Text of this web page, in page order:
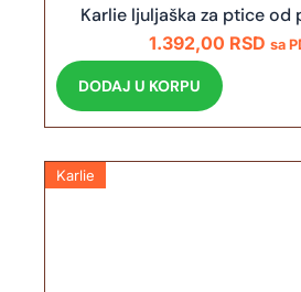
Karlie ljuljaška za ptice od
1.392,00 RSD sa
DODAJ U KORPU
Karlie